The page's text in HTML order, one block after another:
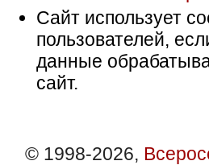
Сайт использует
пользователей,
данные
сайт.
© 1998-2026,